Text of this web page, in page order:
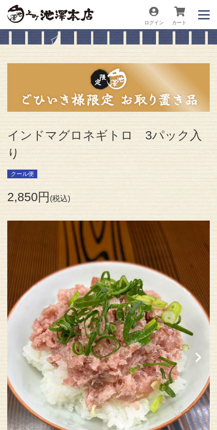
ログイン カート
インドマグロネギトロ 3パック入
り
クール便
2,850 税込